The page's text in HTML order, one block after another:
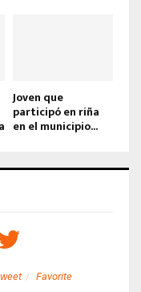
Joven que
participó en riña
en el municipio...
Favorite